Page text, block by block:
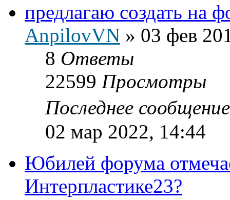
предлагаю создать на
AnpilovVN » 03 фев
8 Ответы
22599 Просмотры
Последнее
02 мар 2022, 14:44
Юбилей форума
Интерпластике23?